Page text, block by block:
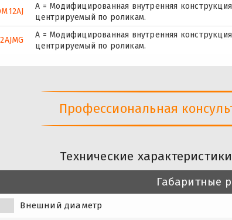
A = Модифицированная внутренняя
центрируемый по роликам.
A = Модифицированная внутренняя
центрируемый по роликам.
Профессиональная
Технические
Габаритные
Внешний диаметр